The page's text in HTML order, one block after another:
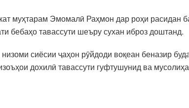
муҳтарам Эмомалӣ Раҳмон дар роҳи расидан
бебаҳо тавассути шеъру сухан иброз доштанд.
сиёсии ҷаҳон рӯйдоди воқеан беназир
дохилӣ тавассути гуфтушунид ва